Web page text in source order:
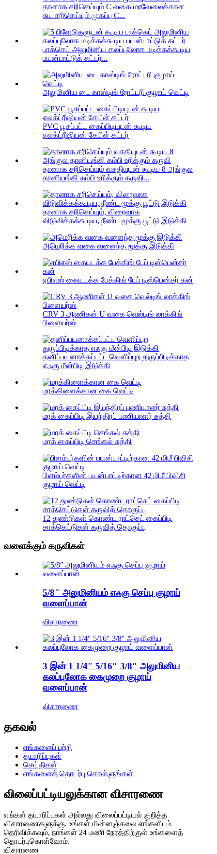
தானாக சரிசெய்யும் C வகை மரவேலைக்கான
சுய சரிசெய்யும் முகப்பு C...
பாக்கெட் அலுமினிய கலப்புலோக மடிக்கக்கூடிய
பயன்பாட்டுக் கட்டர்...
அலுமினிய டை காஸ்டிங் ரோட்டரி குழாய் வெட்டி
PVC பூசப்பட்ட கைப்பிடியுடன் கூடிய
எலக்ட்ரீஷியன் கேபிள் கட்டர்
தானாக சரிசெய்யும் வசதியுடன் கூடிய 8 அங்குல
தானியங்கி கம்பி உரிக்கும் கருவி...
தானாக சரிசெய்யும், விரைவாக
விடுவிக்கக்கூடிய, நீண்ட மூக்கு பூட்டு இடுக்கி
அமெரிக்க வகை வளைந்த மூக்கு இடுக்கி
ஏபிஎஸ் கையடக்க பேக்கிங் டேப் டிஸ்பென்சர் கன்
CRV 3 ஆணிகள் U வகை வெல்டிங் லாக்கிங்
பிளையர்ஸ்
தனிப்பயனாக்கப்பட்ட வெளிப்புற துருப்பிடிக்காத
எஃகு மீன்பிடி இடுக்கி
மரக்கிளைக்கான கை வெட்டி
மரக் கைப்பிடி இயந்திரப் பணியாளர் சுத்தி
மரக் கைப்பிடி செங்கல் சுத்தி
பிளம்பர்களின் பயன்பாட்டிற்கான 42 மிமீ பிவிசி
குழாய் வெட்டி
12 துண்டுகள் கொண்ட ராட்செட் கைப்பிடி
சாக்கெட்டுகள் கருவித் தொகுப்பு
வளைக்கும் கருவிகள்
5/8″ அலுமினியம் எஃகு செப்பு குழாய்
வளைப்பான்
விசாரணை
3 இன் 1 1/4″ 5/16″ 3/8″ அலுமினிய
கலப்புலோக கைமுறை குழாய்
வளைப்பான்
விசாரணை
தகவல்
எங்களைப் பற்றி
தயாரிப்புகள்
செய்திகள்
எங்களைத் தொடர்பு கொள்ளுங்கள்
விலைப்பட்டியலுக்கான விசாரணை
எங்கள் தயாரிப்புகள் அல்லது விலைப்பட்டியல் குறித்த
விசாரணைகளுக்கு, உங்கள் மின்னஞ்சலை எங்களிடம்
தெரிவிக்கவும், நாங்கள் 24 மணி நேரத்திற்குள் உங்களைத்
தொடர்புகொள்வோம்.
விசாரணை